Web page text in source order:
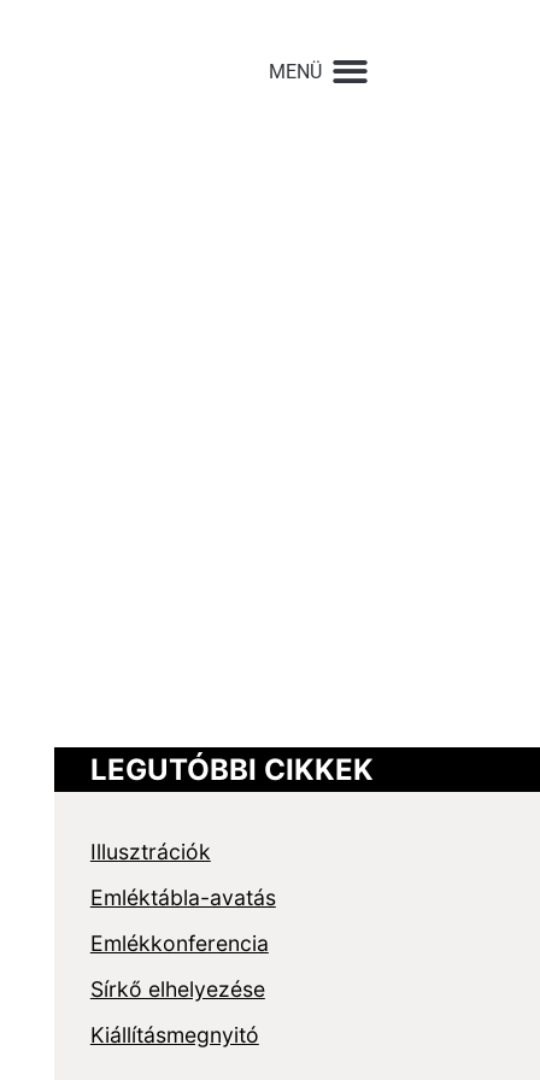
LEGUTÓBBI CIKKEK
Illusztrációk
Emléktábla-avatás
Emlékkonferencia
Sírkő elhelyezése
Kiállításmegnyitó